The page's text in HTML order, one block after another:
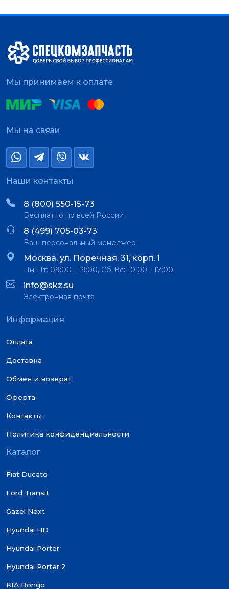
Мы принимаем к оплате
Мы на связи
Наши контакты
8 (800) 550-15-73
Бесплатно по всей России
8 (499) 705-03-73
Ваш персональный менеджер
Москва, ул. Поречная, 31, корп. 1
Пн-Пт: 09:00 - 19:00, Сб-Вс: 10:00 - 17:00
info@skz.su
Электронная почта
Информация
Оплата
Доставка
Обмен и возврат
Оферта
Контакты
Политика конфиденциальности
Каталог
Fiat Ducato
Ford Transit
Gazel Next
Hyundai HD
Hyundai Porter
Hyundai Porter 2
KIA Bongo